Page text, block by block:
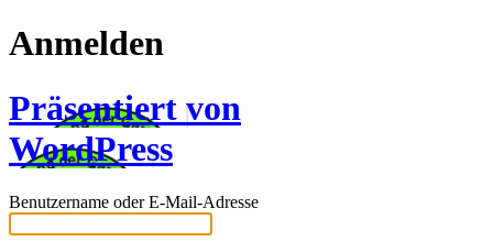
Anmelden
Präsentiert von
WordPress
Benutzername oder E-Mail-Adresse